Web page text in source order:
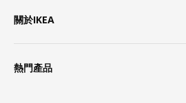
關於IKEA
熱門產品